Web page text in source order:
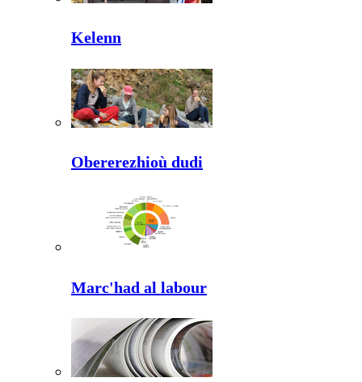
Kelenn
Obererezhioù dudi
Marc'had al labour